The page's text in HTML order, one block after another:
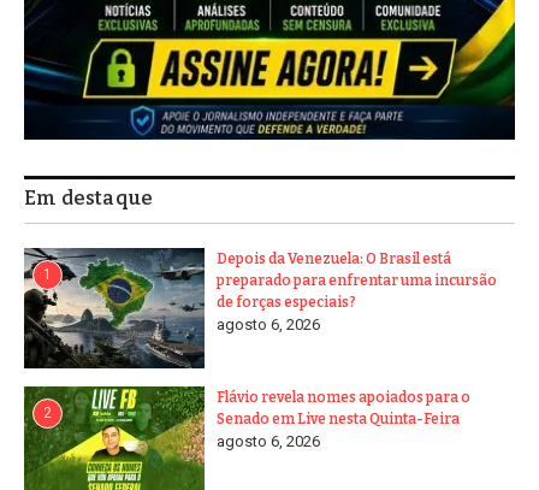
Em destaque
1
Depois da Venezuela: O Brasil está
preparado para enfrentar uma incursão
de forças especiais?
agosto 6, 2026
2
Flávio revela nomes apoiados para o
Senado em Live nesta Quinta-Feira
agosto 6, 2026